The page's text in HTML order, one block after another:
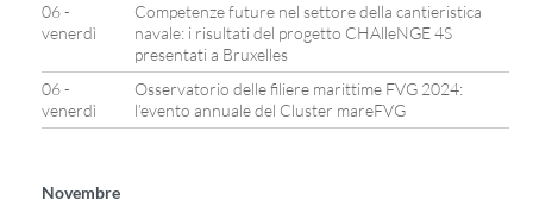
06 -
venerdì
Competenze future nel settore della cantieristica
navale: i risultati del progetto CHAlleNGE 4S
presentati a Bruxelles
06 -
venerdì
Osservatorio delle filiere marittime FVG 2024:
l’evento annuale del Cluster mareFVG
Novembre